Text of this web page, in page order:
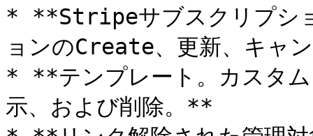
* **Stripeサブスクリプシ
ョンのCreate、更新、キャ
* **テンプレート。カスタ
示、および削除。**